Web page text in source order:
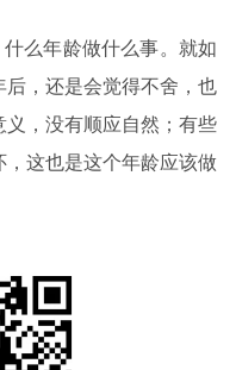
么年龄做什么事。就如
，还是会觉得不舍，也
，没有顺应自然；有些
这也是这个年龄应该做